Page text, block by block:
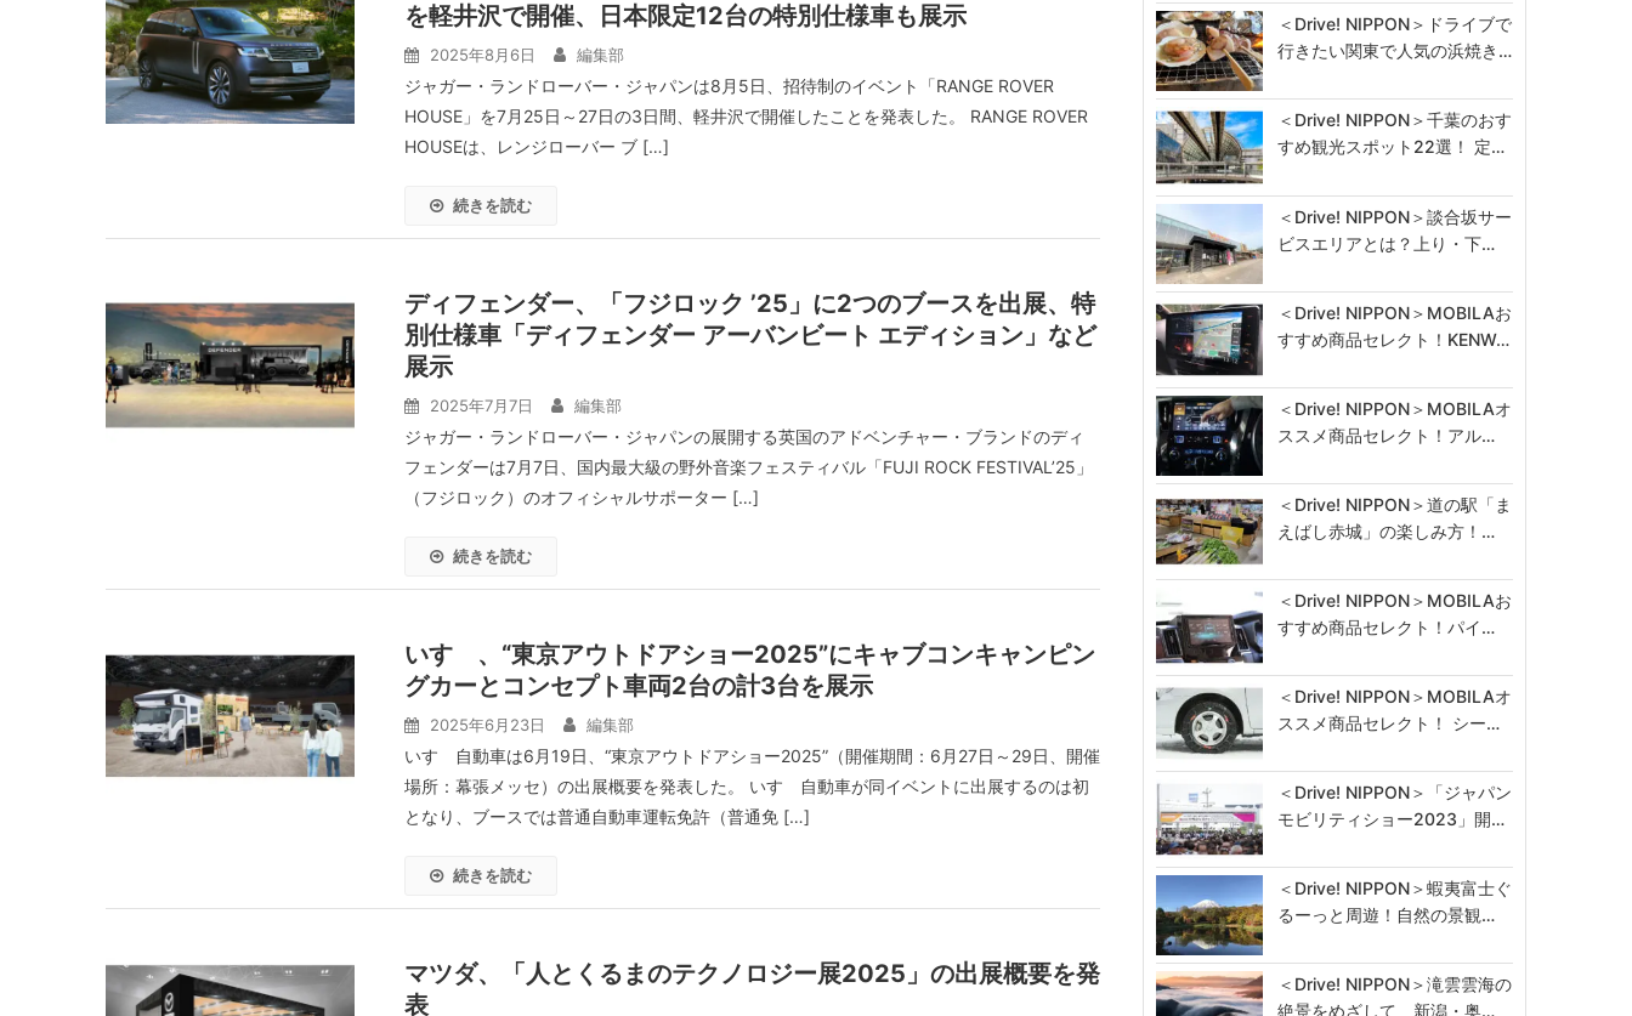
を軽井沢で開催、日本限定12台の特別仕様車も展示
2025年8月6日 編集部
ジャガー・ランドローバー・ジャパンは8月5日、招待制のイベント「RANGE ROVER
HOUSE」を7月25日～27日の3日間、軽井沢で開催したことを発表した。 RANGE ROVER
HOUSEは、レンジローバー ブ […]
続きを読む
ディフェンダー、「フジロック ’25」に2つのブースを出展、特
別仕様車「ディフェンダー アーバンビート エディション」など
展示
2025年7月7日 編集部
ジャガー・ランドローバー・ジャパンの展開する英国のアドベンチャー・ブランドのディ
フェンダーは7月7日、国内最大級の野外音楽フェスティバル「FUJI ROCK FESTIVAL’25」
（フジロック）のオフィシャルサポーター […]
続きを読む
いすゞ、“東京アウトドアショー2025”にキャブコンキャンピン
グカーとコンセプト車両2台の計3台を展示
2025年6月23日 編集部
いすゞ自動車は6月19日、“東京アウトドアショー2025”（開催期間：6月27日～29日、開催
場所：幕張メッセ）の出展概要を発表した。 いすゞ自動車が同イベントに出展するのは初
となり、ブースでは普通自動車運転免許（普通免 […]
続きを読む
マツダ、「人とくるまのテクノロジー展2025」の出展概要を発
表
＜Drive! NIPPON＞ドライブで
行きたい関東で人気の浜焼き…
＜Drive! NIPPON＞千葉のおす
すめ観光スポット22選！ 定…
＜Drive! NIPPON＞談合坂サー
ビスエリアとは？上り・下…
＜Drive! NIPPON＞MOBILAお
すすめ商品セレクト！KENW…
＜Drive! NIPPON＞MOBILAオ
ススメ商品セレクト！アル…
＜Drive! NIPPON＞道の駅「ま
えばし赤城」の楽しみ方！…
＜Drive! NIPPON＞MOBILAお
すすめ商品セレクト！パイ…
＜Drive! NIPPON＞MOBILAオ
ススメ商品セレクト！ シー…
＜Drive! NIPPON＞「ジャパン
モビリティショー2023」開…
＜Drive! NIPPON＞蝦夷富士ぐ
るーっと周遊！自然の景観…
＜Drive! NIPPON＞滝雲雲海の
絶景をめざして 新潟・奥…